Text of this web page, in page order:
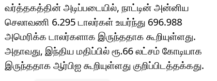
வர்த்தகத்தின் அடிப்படையில், நாட்டின் அன்னிய
செலாவணி 6.295 டாலர்கள் உயர்ந்து 696.988
அமெரிக்க டாலர்களாக இருந்ததாக கூறியுள்ளது.
அதாவது, இந்திய மதிப்பில் ரூ.66 லட்சம் கோடியாக
இருந்ததாக ஆர்பிஐ கூறியுள்ளது குறிப்பிடத்தக்கது.